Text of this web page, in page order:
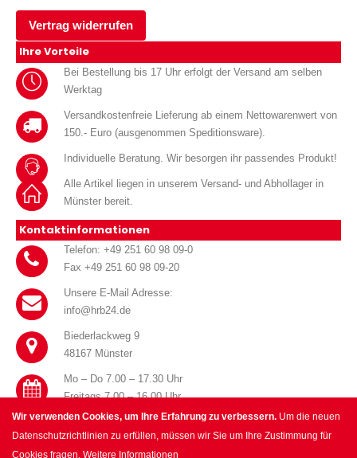
Wir verwenden Cookies, um Ihre Erfahrung zu verbessern. Um die neuen
Datenschutzrichtlinien zu erfüllen, müssen wir Sie um Ihre Zustimmung für
Cookies fragen. Weitere Informationen
Vertrag widerrufen
Ihre Vorteile
Bei Bestellung bis 17 Uhr erfolgt der Versand am selben
Werktag
Versandkostenfreie Lieferung ab einem Nettowarenwert von
150.- Euro (ausgenommen Speditionsware).
Individuelle Beratung. Wir besorgen ihr passendes Produkt!
Alle Artikel liegen in unserem Versand- und Abhollager in
Münster bereit.
Kontaktinformationen
Telefon: +49 251 60 98 09-0
Fax +49 251 60 98 09-20
Unsere E-Mail Adresse:
info@hrb24.de
Biederlackweg 9
48167 Münster
Mo – Do 7.00 – 17.30 Uhr
Freitags 7.00 – 16.00 Uhr